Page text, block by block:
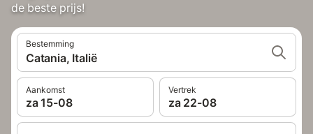
de beste prijs!
Bestemming
Catania, Italië
Aankomst
za 15-08
Vertrek
za 22-08